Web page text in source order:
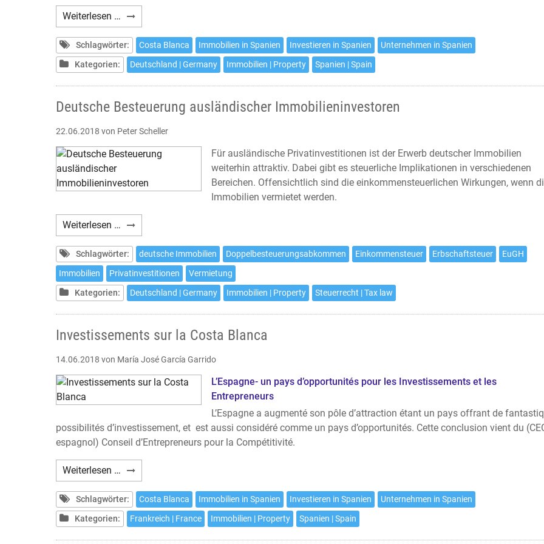
Weiterlesen … Investments
an
der
Costa
Blanca
Schlagwörter: Costa Blanca Immobilien in Spanien Investieren in Spanien
Unternehmen in Spanien
Kategorien:
Deutschland | Germany Immobilien | Property Spanien | Spain
Deutsche Besteuerung ausländischer Immobilieninvestoren
22.06.2018 von Peter Scheller
Für ausländische Privatinvestitionen ist der Erwerb deutscher Immobilien
weiterhin attraktiv. Dabei gibt es steuerliche Implikationen in verschiedenen
Bereichen. Offensichtlich sind die einkommensteuerlichen Wirkungen, wenn
Immobilien vermietet werden.
Weiterlesen … Deutsche
Besteuerung
ausländischer
Immobilieninvestoren
Schlagwörter: deutsche Immobilien Doppelbesteuerungsabkommen Einkommensteuer Erbschaftsteuer
EuGH
Immobilien
Privatinvestitionen
Vermietung
Kategorien:
Deutschland | Germany Immobilien | Property Steuerrecht | Tax law
Investissements sur la Costa Blanca
14.06.2018 von María José García Garrido
L’Espagne- un pays d’opportunités pour les Investissements et les
Entrepreneurs
L’Espagne a augmenté son pôle d’attraction étant un pays offrant de
possibilités d’investissement, et est aussi considéré comme un pays d’opportunités. Cette conclusion vient du
espagnol) Conseil d’Entrepreneurs pour la Compétitivité.
Weiterlesen … Investissements
sur
la
Costa
Blanca
Schlagwörter: Costa Blanca Immobilien in Spanien Investieren in Spanien
Unternehmen in Spanien
Kategorien:
Frankreich | France Immobilien | Property Spanien | Spain